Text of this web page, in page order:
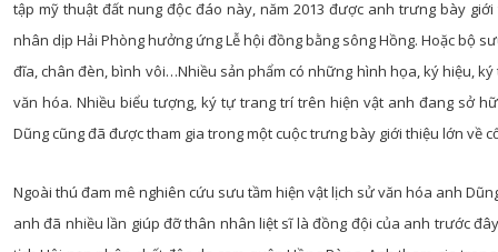
tập mỹ thuật đất nung độc đáo này, năm 2013 được anh trưng bày
nhân dịp Hải Phòng hưởng ứng Lễ hội đồng bằng sông Hồng. Hoặc bộ
đĩa, chân đèn, bình vôi…Nhiều sản phẩm có những hình họa, ký hiệu,
văn hóa. Nhiều biểu tượng, ký tự trang trí trên hiện vật anh đang sở
Dũng cũng đã được tham gia trong một cuộc trưng bày giới thiệu lớn về
Ngoài thú đam mê nghiên cứu sưu tầm hiện vật lịch sử văn hóa anh
anh đã nhiều lần giúp đỡ thân nhân liệt sĩ là đồng đội của anh trước